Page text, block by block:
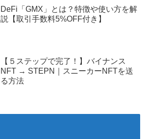
DeFi「GMX」とは？特徴や使い方を解
説【取引手数料5%OFF付き】
【５ステップで完了！】バイナンス
NFT → STEPN｜スニーカーNFTを送
る方法